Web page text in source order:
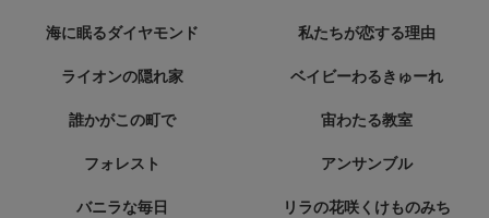
海に眠るダイヤモンド 私たちが恋する理由
ライオンの隠れ家 ベイビーわるきゅーれ
誰かがこの町で 宙わたる教室
フォレスト アンサンブル
バニラな毎日 リラの花咲くけものみち